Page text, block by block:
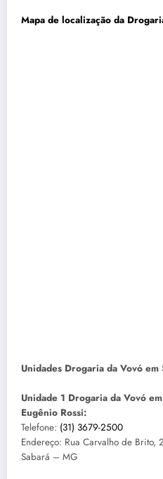
Mapa de localização da
Unidades Drogaria da Vovó
Unidade 1 Drogaria da Vovó
Eugênio Rossi:
Telefone: (31) 3679-2500
Endereço: Rua Carvalho de Brito,
Sabará – MG